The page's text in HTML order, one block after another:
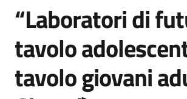
“Laboratori di
tavolo
tavolo giovani